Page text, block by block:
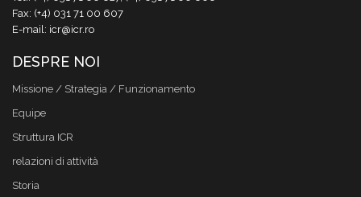
Fax: (+4) 031 71 00 607
E-mail: icr@icr.ro
DESPRE NOI
Missione / Strategia / Funzionamento
Equipe
Struttura ICR
relazioni di attività
Storia